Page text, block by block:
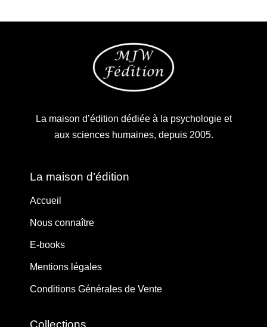
La maison d’édition dédiée à la psychologie et
aux sciences humaines, depuis 2005.
La maison d’édition
Accueil
Nous connaître
E-books
Mentions légales
Conditions Générales de Vente
Collections